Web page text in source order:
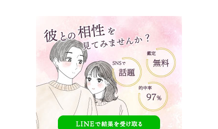
タップで見たい内容へ移動